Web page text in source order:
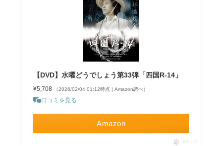
【DVD】水曜どうでしょう第33弾「四国R-14」
¥5,708 （2026/02/04 01:12時点 | Amazon調べ）
口コミを見る
Amazon
ポチップ